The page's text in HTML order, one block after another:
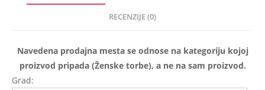
RECENZIJE (0)
Navedena prodajna mesta se odnose na kategoriju kojoj
proizvod pripada (Ženske torbe), a ne na sam proizvod.
Grad: